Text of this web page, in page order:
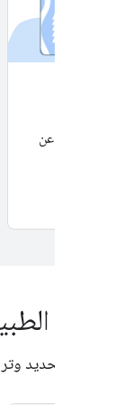
أو الأشياء) عن
ما بين 58 لغة وتقديم